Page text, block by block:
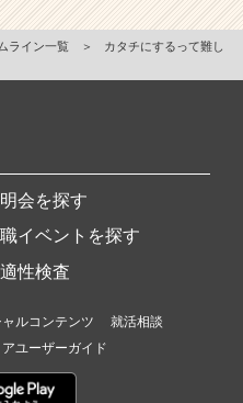
ライン一覧 ＞
カタチにするって難し
会を探す
イベントを探す
適性検査
ルコンテンツ
就活相談
ユーザーガイド